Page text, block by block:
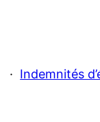
· Indemnités